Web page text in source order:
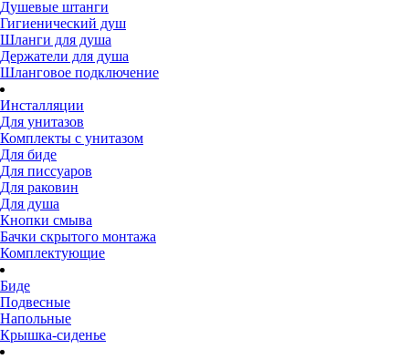
Душевые штанги
Гигиенический душ
Шланги для душа
Держатели для душа
Шланговое подключение
Инсталляции
Для унитазов
Комплекты с унитазом
Для биде
Для писсуаров
Для раковин
Для душа
Кнопки смыва
Бачки скрытого монтажа
Комплектующие
Биде
Подвесные
Напольные
Крышка-сиденье